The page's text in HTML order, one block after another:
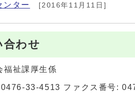
ンター [2016年11月11日]
合わせ
福祉課厚生係
0476-33-4513 ファクス番号: